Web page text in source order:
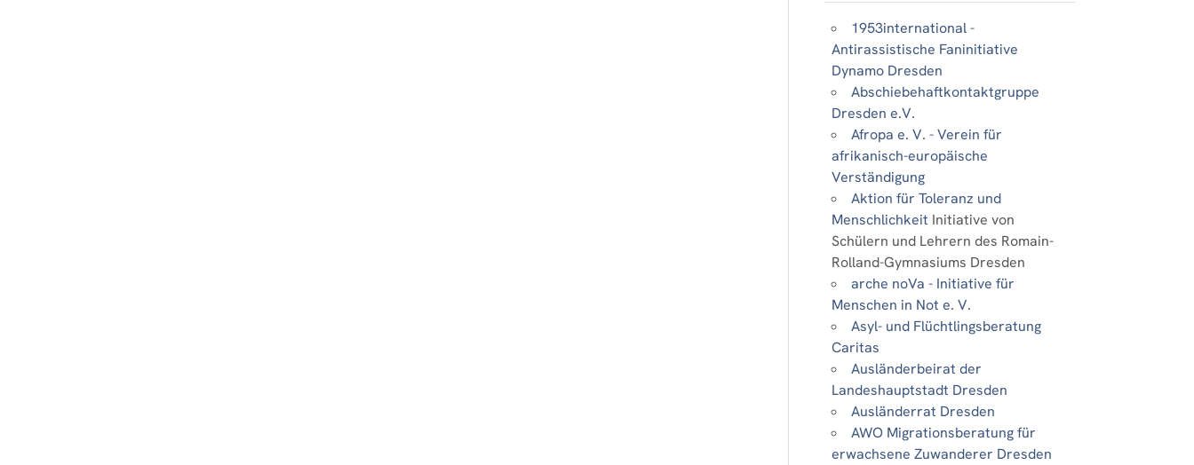
1953international -
Antirassistische Faninitiative
Dynamo Dresden
Abschiebehaftkontaktgruppe
Dresden e.V.
Afropa e. V. - Verein für
afrikanisch-europäische
Verständigung
Aktion für Toleranz und
Menschlichkeit Initiative von
Schülern und Lehrern des Romain-
Rolland-Gymnasiums Dresden
arche noVa - Initiative für
Menschen in Not e. V.
Asyl- und Flüchtlingsberatung
Caritas
Ausländerbeirat der
Landeshauptstadt Dresden
Ausländerrat Dresden
AWO Migrationsberatung für
erwachsene Zuwanderer Dresden